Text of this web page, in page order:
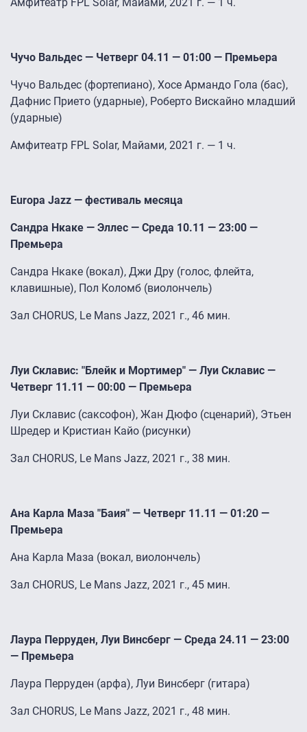
Амфитеатр FPL Solar, Майами, 2021 г. — 1 ч.
Чучо Вальдес — Четверг 04.11 — 01:00 — Премьера
Чучо Вальдес (фортепиано), Хосе Армандо Гола (бас),
Дафнис Прието (ударные), Роберто Вискайно младший
(ударные)
Амфитеатр FPL Solar, Майами, 2021 г. — 1 ч.
Europa Jazz — фестиваль месяца
Сандра Нкаке — Эллес — Среда 10.11 — 23:00 —
Премьера
Сандра Нкаке (вокал), Джи Дру (голос, флейта,
клавишные), Пол Коломб (виолончель)
Зал CHORUS, Le Mans Jazz, 2021 г., 46 мин.
Луи Склавис: "Блейк и Мортимер" — Луи Склавис —
Четверг 11.11 — 00:00 — Премьера
Луи Склавис (саксофон), Жан Дюфо (сценарий), Этьен
Шредер и Кристиан Кайо (рисунки)
Зал CHORUS, Le Mans Jazz, 2021 г., 38 мин.
Ана Карла Маза "Баия" — Четверг 11.11 — 01:20 —
Премьера
Ана Карла Маза (вокал, виолончель)
Зал CHORUS, Le Mans Jazz, 2021 г., 45 мин.
Лаура Перруден, Луи Винсберг — Среда 24.11 — 23:00
— Премьера
Лаура Перруден (арфа), Луи Винсберг (гитара)
Зал CHORUS, Le Mans Jazz, 2021 г., 48 мин.